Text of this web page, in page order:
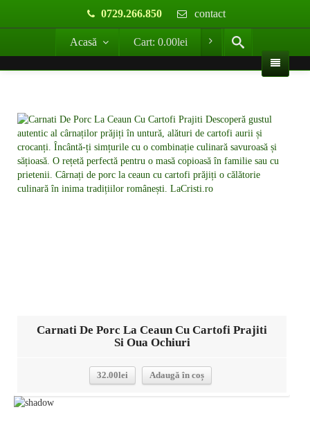
0729.266.850 contact
Acasă Cart: 0.00lei
Detalii
Carnati De Porc La Ceaun Cu Cartofi Prajiti
Si Oua Ochiuri
32.00lei Adaugă în coș